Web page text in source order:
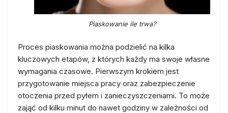
Piaskowanie ile trwa?
Proces piaskowania można podzielić na kilka
kluczowych etapów, z których każdy ma swoje własne
wymagania czasowe. Pierwszym krokiem jest
przygotowanie miejsca pracy oraz zabezpieczenie
otoczenia przed pyłem i zanieczyszczeniami. To może
zająć od kilku minut do nawet godziny w zależności od